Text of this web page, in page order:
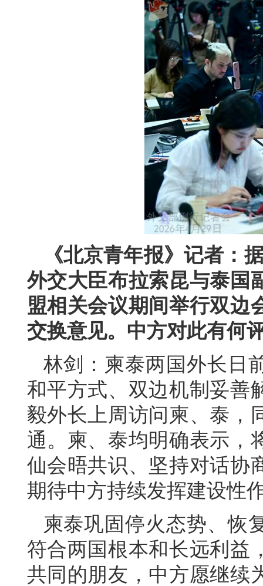
《北京青年报》记者：
外交大臣布拉索昆与泰国
盟相关会议期间举行双边
交换意见。中方对此有何
林剑：柬泰两国外长日
和平方式、双边机制妥善
毅外长上周访问柬、泰，
通。柬、泰均明确表示，
仙会晤共识、坚持对话协
期待中方持续发挥建设性
柬泰巩固停火态势、恢
符合两国根本和长远利益
共同的朋友，中方愿继续